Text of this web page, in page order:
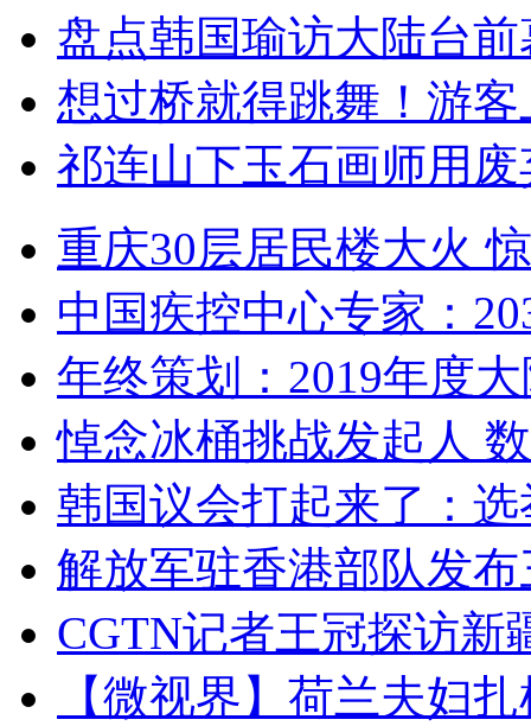
盘点韩国瑜访大陆台
想过桥就得跳舞！游客
祁连山下玉石画师用
重庆30层居民楼大火
中国疾控中心专家：
年终策划：2019年度
悼念冰桶挑战发起人
韩国议会打起来了：
解放军驻香港部队发
CGTN记者王冠探访新
【微视界】荷兰夫妇